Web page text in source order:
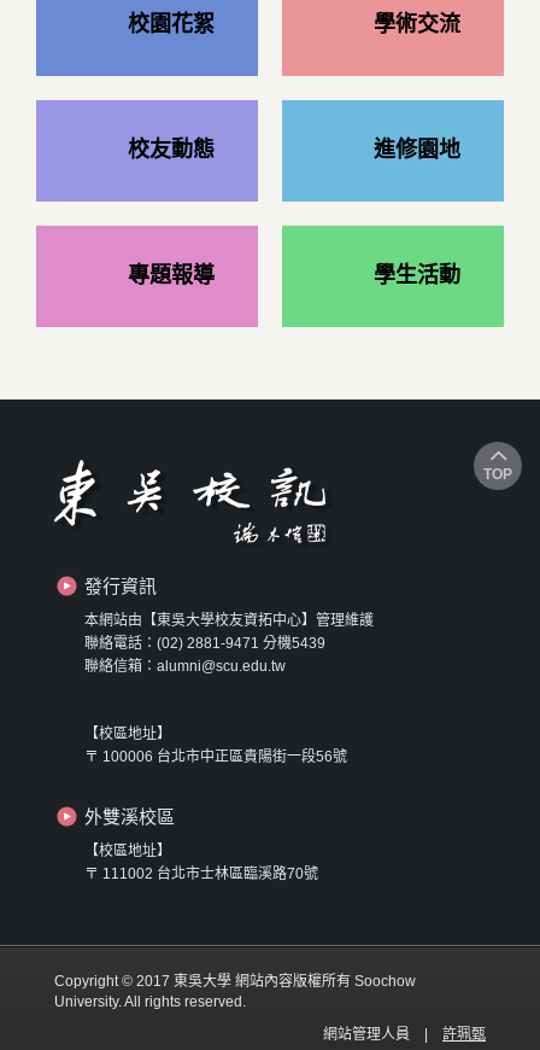
校園花絮 學術交流
校友動態 進修園地
專題報導 學生活動
發行資訊
本網站由【東吳大學校友資拓中心】管理維護
聯絡電話：(02) 2881-9471 分機5439
聯絡信箱：alumni@scu.edu.tw
【校區地址】
〒 100006 台北市中正區貴陽街一段56號
外雙溪校區
【校區地址】
〒 111002 台北市士林區臨溪路70號
TOP
Copyright © 2017 東吳大學 網站內容版權所有 Soochow
University. All rights reserved.
網站管理人員 | 許珮甄